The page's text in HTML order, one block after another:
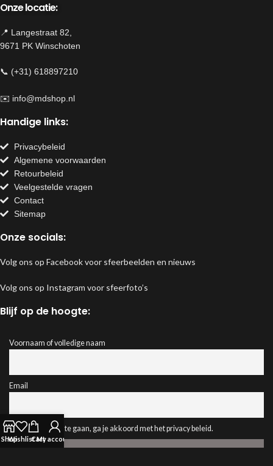
Onze locatie:
📍 Langestraat 82,
9671 PK Winschoten
📞 (+31) 618897210
✉️ info@mdshop.nl
Handige links:
Privacybeleid
Algemene voorwaarden
Retourbeleid
Veelgestelde vragen
Contact
Sitemap
Onze socials:
Volg ons op Facebook voor sfeerbeelden en nieuws
Volg ons op Instagram voor sfeerfoto’s
Blijf op de hoogte:
Voornaam of volledige naam
Email
Door verder te gaan, ga je akkoord met het privacy beleid.
ShopWishlistCart
My account